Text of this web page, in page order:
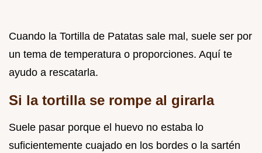
Cuando la Tortilla de Patatas sale mal, suele ser por
un tema de temperatura o proporciones. Aquí te
ayudo a rescatarla.
Si la tortilla se rompe al girarla
Suele pasar porque el huevo no estaba lo
suficientemente cuajado en los bordes o la sartén